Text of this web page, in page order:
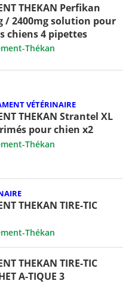
THEKAN Perfikan
/ 2400mg solution pour
chiens 4 pipettes
Thékan
VÉTÉRINAIRE
THEKAN Strantel XL
pour chien x2
Thékan
THEKAN TIRE-TIC
Thékan
THEKAN TIRE-TIC
A-TIQUE 3